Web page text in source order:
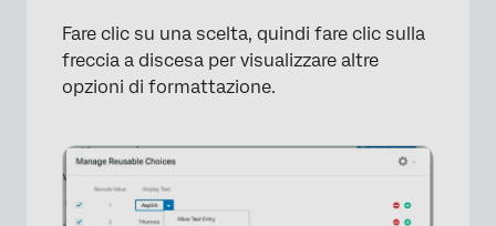
Fare clic su una scelta, quindi fare clic sulla
freccia a discesa per visualizzare altre
opzioni di formattazione.